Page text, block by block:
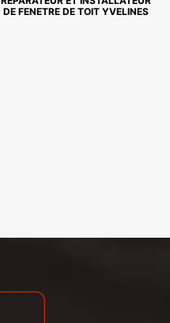
DE FENETRE DE TOIT YVELINES